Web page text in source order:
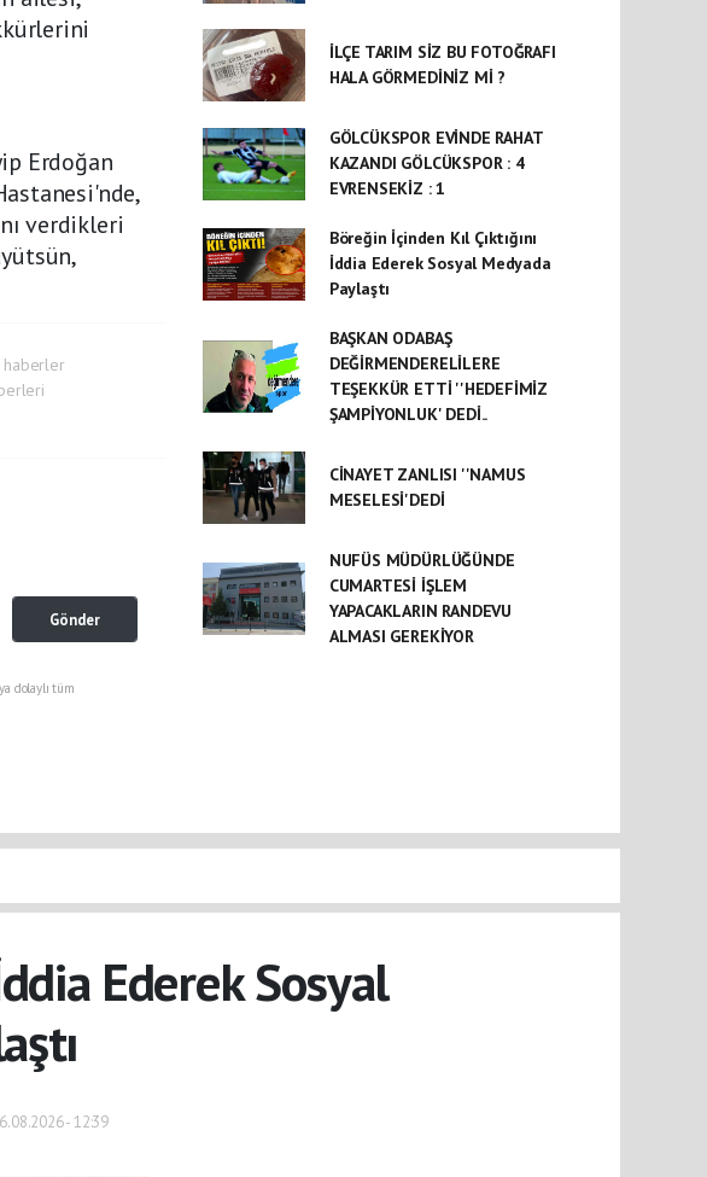
Erdoğan
verdikleri
haberler
Gönder
dolaylı tüm
İLÇE TARIM SİZ BU FOTOĞRAFI
HALA GÖRMEDİNİZ Mİ ?
GÖLCÜKSPOR EVİNDE RAHAT
KAZANDI GÖLCÜKSPOR : 4
EVRENSEKİZ : 1
Böreğin İçinden Kıl Çıktığını
İddia Ederek Sosyal Medyada
Paylaştı
BAŞKAN ODABAŞ
DEĞİRMENDERELİLERE
TEŞEKKÜR ETTİ ''HEDEFİMİZ
ŞAMPİYONLUK' DEDİ..
CİNAYET ZANLISI ''NAMUS
MESELESİ'DEDİ
NUFÜS MÜDÜRLÜĞÜNDE
CUMARTESİ İŞLEM
YAPACAKLARIN RANDEVU
ALMASI GEREKİYOR
Ederek Sosyal
- 12:39